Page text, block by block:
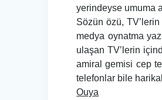
yerindeyse umuma
Sözün özü,
medya oynatma
ulaşan TV’lerin
amiral gemisi cep
telefonlar bile
Ouya